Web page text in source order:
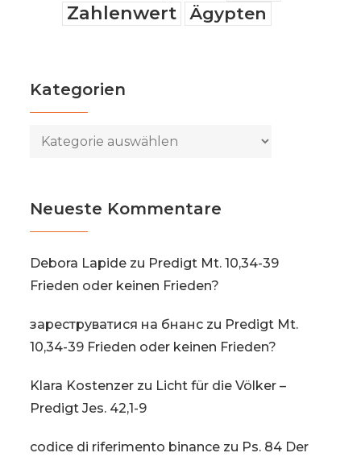
Zahlenwert Ägypten
Kategorien
Kategorien
Neueste Kommentare
Debora Lapide zu Predigt Mt. 10,34-39
Frieden oder keinen Frieden?
зареструватися на бнанс zu Predigt Mt.
10,34-39 Frieden oder keinen Frieden?
Klara Kostenzer zu Licht für die Völker –
Predigt Jes. 42,1-9
codice di riferimento binance zu Ps. 84 Der